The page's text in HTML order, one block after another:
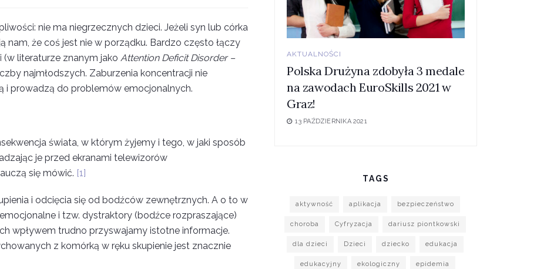
nie ma niegrzecznych dzieci. Jeżeli syn lub córka
nam, że coś jest nie w porządku. Bardzo często łączy
literaturze znanym jako Attention Deficit Disorder –
najmłodszych. Zaburzenia koncentracji nie
i prowadzą do problemów emocjonalnych.
świata, w którym żyjemy i tego, w jaki sposób
je przed ekranami telewizorów
się mówić. [1]
i odcięcia się od bodźców zewnętrznych. A o to w
i tzw. dystraktory (bodźce rozpraszające)
wpływem trudno przyswajamy istotne informacje.
z komórką w ręku skupienie jest znacznie
AKTUALNOŚCI
Polska Drużyna zdobyła 3 medale
na zawodach EuroSkills 2021 w
Graz!
13 PAŹDZIERNIKA 2021
TAGS
aktywność aplikacja bezpieczeństwo
choroba Cyfryzacja dariusz piontkowski
dla dzieci Dzieci dziecko edukacja
edukacyjny ekologiczny epidemia